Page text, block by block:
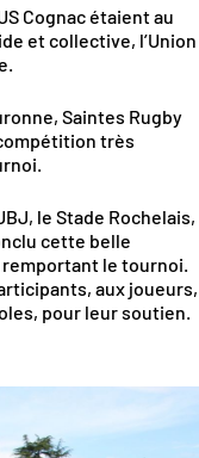
Cognac étaient au
et collective, l’Union
Saintes Rugby
très
le Stade Rochelais,
cette belle
le tournoi.
aux joueurs,
pour leur soutien.